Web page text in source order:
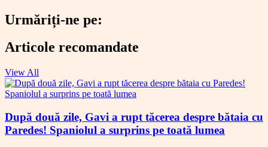
Urmăriți-ne pe:
Facebook
Instagram
Twitter
Linkedin
Articole recomandate
View All
După două zile, Gavi a rupt tăcerea despre bătaia cu
Paredes! Spaniolul a surprins pe toată lumea